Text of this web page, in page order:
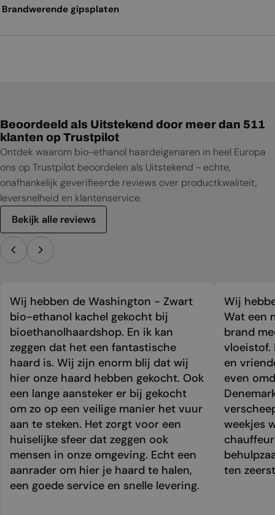
Brandwerende gipsplaten
Beoordeeld als Uitstekend door meer dan 511
klanten op Trustpilot
Ontdek waarom bio-ethanol haardeigenaren in heel Europa
ons op Trustpilot beoordelen als Uitstekend - echte,
onafhankelijk geverifieerde reviews over productkwaliteit,
leversnelheid en klantenservice.
Bekijk alle reviews
Wij hebben de Washington - Zwart
bio-ethanol kachel gekocht bij
bioethanolhaardshop. En ik kan
zeggen dat het een fantastische
haard is. Wij zijn enorm blij dat wij
hier onze haard hebben gekocht. Ook
een lange aansteker er bij gekocht
om zo op een veilige manier het vuur
aan te steken. Het zorgt voor een
huiselijke sfeer dat zeggen ook
mensen in onze omgeving. Echt een
aanrader om hier je haard te halen,
een goede service en snelle levering.
Wij
Wat een
brand
vloeistof.
en
even
weekjes
ten